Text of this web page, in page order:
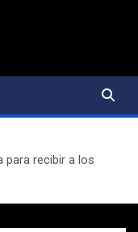
para recibir a los